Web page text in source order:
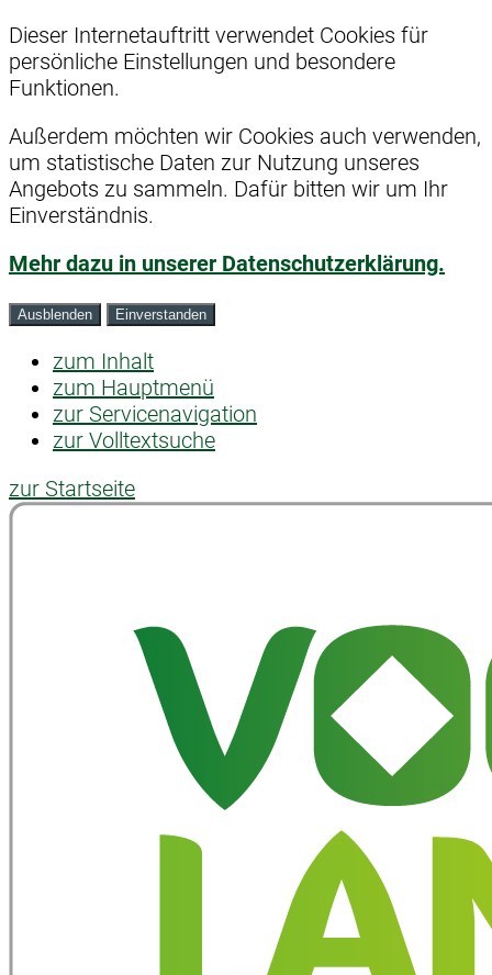
Dieser Internetauftritt verwendet Cookies für
persönliche Einstellungen und besondere
Funktionen.
Außerdem möchten wir Cookies auch verwenden,
um statistische Daten zur Nutzung unseres
Angebots zu sammeln. Dafür bitten wir um Ihr
Einverständnis.
Mehr dazu in unserer Datenschutzerklärung.
Ausblenden Einverstanden
zum Inhalt
zum Hauptmenü
zur Servicenavigation
zur Volltextsuche
zur Startseite